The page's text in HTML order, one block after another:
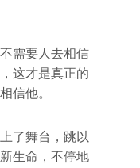
需要人去相信
这才是真正的
信他。
了舞台，跳以
生命，不停地